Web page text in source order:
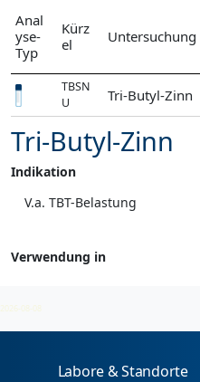
Anal
yse-
Typ
Kürz
el
Untersuchung
TBSN
U
Tri-Butyl-Zinn
Tri-Butyl-Zinn
Indikation
V.a. TBT-Belastung
Verwendung in
2026-08-08
Labore & Standorte